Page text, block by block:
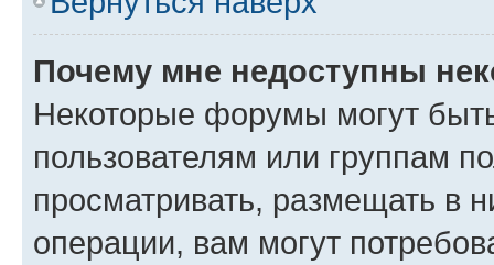
Почему мне недоступны
Некоторые форумы могут
пользователям или группам
просматривать, размещать в
операции, вам могут